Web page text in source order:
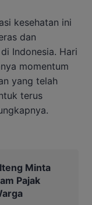
kesehatan ini
dan
Indonesia. Hari
momentum
yang telah
terus
Minta
Pajak